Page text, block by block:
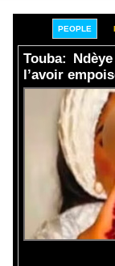
PEOPLE
Touba:
l’avoir